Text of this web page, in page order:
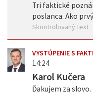
Tri faktické
poslanca. Ako
Skontrolovaný text
VYSTÚPENIE S
14:24
Karol Kučera
Ďakujem za